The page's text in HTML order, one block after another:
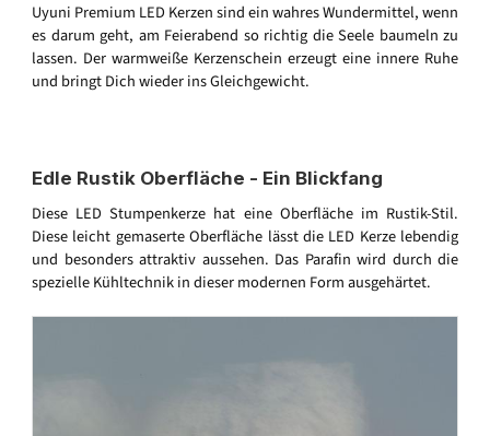
Uyuni Premium LED Kerzen sind ein wahres Wundermittel, wenn
es darum geht, am Feierabend so richtig die Seele baumeln zu
lassen. Der warmweiße Kerzenschein erzeugt eine innere Ruhe
und bringt Dich wieder ins Gleichgewicht.
Edle Rustik Oberfläche - Ein Blickfang
Diese LED Stumpenkerze hat eine Oberfläche im Rustik-Stil.
Diese leicht gemaserte Oberfläche lässt die LED Kerze lebendig
und besonders attraktiv aussehen. Das Parafin wird durch die
spezielle Kühltechnik in dieser modernen Form ausgehärtet.